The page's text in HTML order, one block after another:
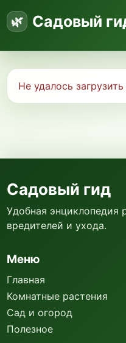
Садовый
Не удалось
Садовый гид
Удобная энциклопедия
вредителей и ухода.
Меню
Главная
Комнатные растения
Сад и огород
Полезное